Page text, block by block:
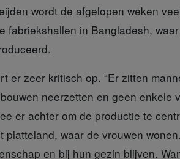
wordt de afgelopen weken
fabriekshallen in Bangladesh,
er zeer kritisch op. “Er zitten
neerzetten en geen enkele
er achter om de productie te
platteland, waar de vrouwen
en bij hun gezin blijven.